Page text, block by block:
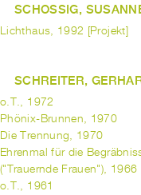
SCHOSSIG,
Lichthaus, 1992 [Projekt]
SCHREITER,
o.T., 1972
Phönix-Brunnen, 1970
Die Trennung, 1970
Ehrenmal für die
("Trauernde Frauen"), 1966
o.T., 1961